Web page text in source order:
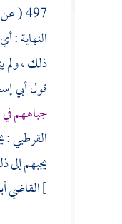
497 ( عن
النهاية :
ذلك ،
قولأبي
جباههم
القرطبي:
يجبهم
]القاضي